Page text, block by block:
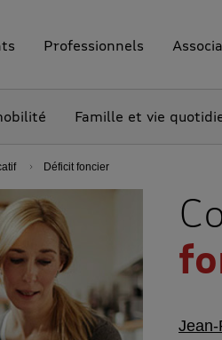
Professionnels
Famille et vie
Déficit foncier
Jean-